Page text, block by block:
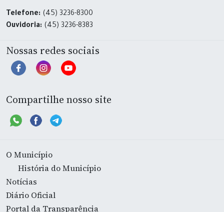
Telefone: (45) 3236-8300
Ouvidoria: (45) 3236-8383
Nossas redes sociais
Compartilhe nosso site
O Município
História do Município
Notícias
Diário Oficial
Portal da Transparência